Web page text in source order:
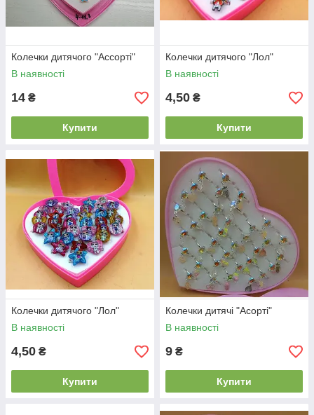
Колечки дитячого "Ассорті"
В наявності
14 ₴
Купити
Колечки дитячого "Лол"
В наявності
4,50 ₴
Купити
Колечки дитячого "Лол"
В наявності
4,50 ₴
Купити
Колечки дитячі "Асорті"
В наявності
9 ₴
Купити